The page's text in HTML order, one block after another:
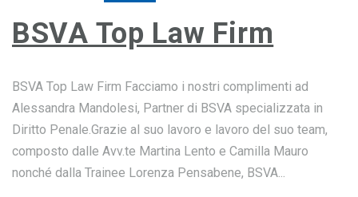
BSVA Top Law Firm
BSVA Top Law Firm Facciamo i nostri complimenti ad
Alessandra Mandolesi, Partner di BSVA specializzata in
Diritto Penale.Grazie al suo lavoro e lavoro del suo team,
composto dalle Avv.te Martina Lento e Camilla Mauro
nonché dalla Trainee Lorenza Pensabene, BSVA...